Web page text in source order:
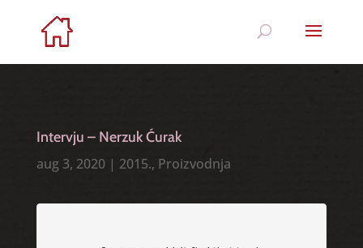
Intervju – Nerzuk Ćurak
aug 3, 2020| 2015., Proizvodnja